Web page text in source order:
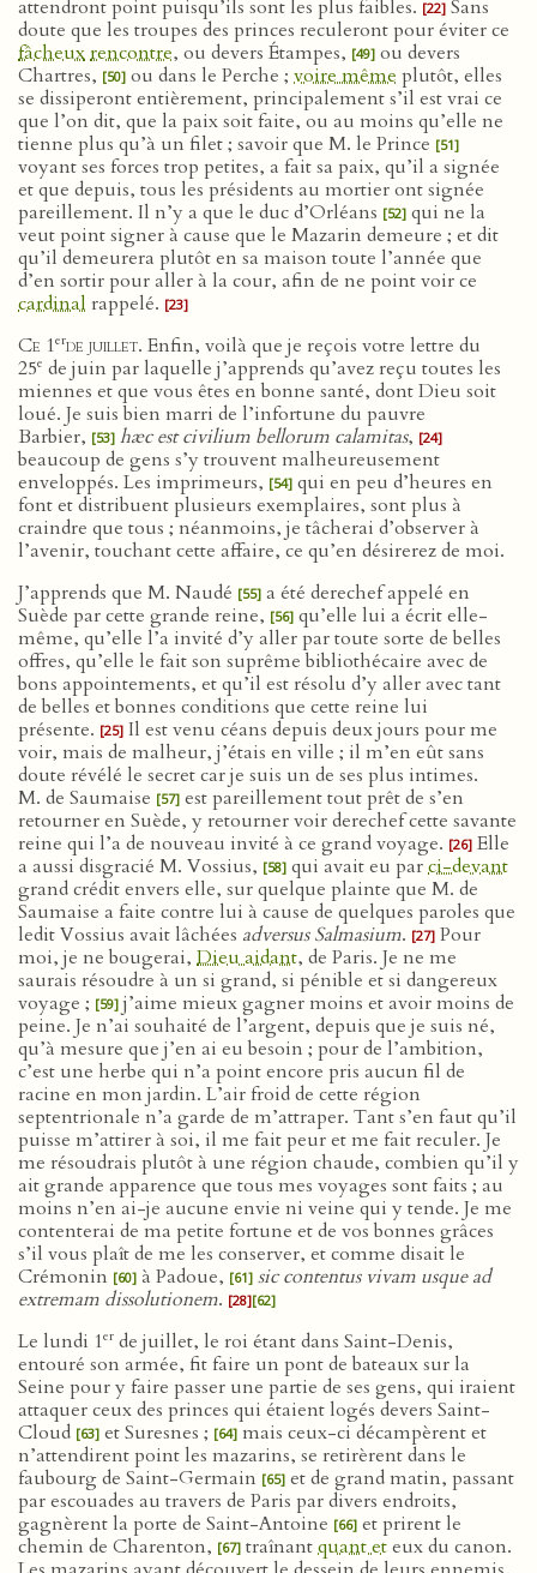
attendront point puisqu’ils sont les plus faibles. [22] Sans
doute que les troupes des princes reculeront pour éviter ce
fâcheuxrencontre, ou devers Étampes, [49] ou devers
Chartres, [50] ou dans le Perche ; voire même plutôt, elles
se dissiperont entièrement, principalement s’il est vrai ce
que l’on dit, que la paix soit faite, ou au moins qu’elle ne
tienne plus qu’à un filet ; savoir que M. le Prince [51]
voyant ses forces trop petites, a fait sa paix, qu’il a signée
et que depuis, tous les présidents au mortier ont signée
pareillement. Il n’y a que le duc d’Orléans [52] qui ne la
veut point signer à cause que le Mazarin demeure ; et dit
qu’il demeurera plutôt en sa maison toute l’année que
d’en sortir pour aller à la cour, afin de ne point voir ce
cardinal rappelé. [23]
Ce 1erde juillet. Enfin, voilà que je reçois votre lettre du
25e de juin par laquelle j’apprends qu’avez reçu toutes les
miennes et que vous êtes en bonne santé, dont Dieu soit
loué. Je suis bien marri de l’infortune du pauvre
Barbier, [53] hæc est civilium bellorum calamitas, [24]
beaucoup de gens s’y trouvent malheureusement
enveloppés. Les imprimeurs, [54] qui en peu d’heures en
font et distribuent plusieurs exemplaires, sont plus à
craindre que tous ; néanmoins, je tâcherai d’observer à
l’avenir, touchant cette affaire, ce qu’en désirerez de moi.
J’apprends que M. Naudé [55] a été derechef appelé en
Suède par cette grande reine, [56] qu’elle lui a écrit elle-
même, qu’elle l’a invité d’y aller par toute sorte de belles
offres, qu’elle le fait son suprême bibliothécaire avec de
bons appointements, et qu’il est résolu d’y aller avec tant
de belles et bonnes conditions que cette reine lui
présente. [25] Il est venu céans depuis deux jours pour me
voir, mais de malheur, j’étais en ville ; il m’en eût sans
doute révélé le secret car je suis un de ses plus intimes.
M. de Saumaise [57] est pareillement tout prêt de s’en
retourner en Suède, y retourner voir derechef cette savante
reine qui l’a de nouveau invité à ce grand voyage. [26] Elle
a aussi disgracié M. Vossius, [58] qui avait eu parci-devant
grand crédit envers elle, sur quelque plainte que M. de
Saumaise a faite contre lui à cause de quelques paroles que
ledit Vossius avait lâchées adversus Salmasium. [27] Pour
moi, je ne bougerai, Dieu aidant, de Paris. Je ne me
saurais résoudre à un si grand, si pénible et si dangereux
voyage ; [59] j’aime mieux gagner moins et avoir moins de
peine. Je n’ai souhaité de l’argent, depuis que je suis né,
qu’à mesure que j’en ai eu besoin ; pour de l’ambition,
c’est une herbe qui n’a point encore pris aucun fil de
racine en mon jardin. L’air froid de cette région
septentrionale n’a garde de m’attraper. Tant s’en faut qu’il
puisse m’attirer à soi, il me fait peur et me fait reculer. Je
me résoudrais plutôt à une région chaude, combien qu’il y
ait grande apparence que tous mes voyages sont faits ; au
moins n’en ai-je aucune envie ni veine qui y tende. Je me
contenterai de ma petite fortune et de vos bonnes grâces
s’il vous plaît de me les conserver, et comme disait le
Crémonin [60] à Padoue, [61] sic contentus vivam usque ad
extremam dissolutionem. [28][62]
Le lundi 1er de juillet, le roi étant dans Saint-Denis,
entouré son armée, fit faire un pont de bateaux sur la
Seine pour y faire passer une partie de ses gens, qui iraient
attaquer ceux des princes qui étaient logés devers Saint-
Cloud [63] et Suresnes ; [64] mais ceux-ci décampèrent et
n’attendirent point les mazarins, se retirèrent dans le
faubourg de Saint-Germain [65] et de grand matin, passant
par escouades au travers de Paris par divers endroits,
gagnèrent la porte de Saint-Antoine [66] et prirent le
chemin de Charenton, [67] traînantquant eteux du canon.